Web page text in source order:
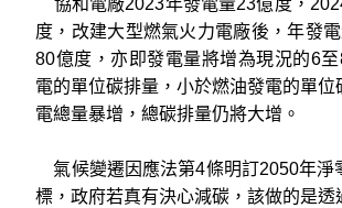
度，改建大型燃氣火力電廠後，年發
80億度，亦即發電量將增為現況的6
電的單位碳排量，小於燃油發電的單位
電總量暴增，總碳排量仍將大增。
氣候變遷因應法第4條明訂2050年淨
標，政府若真有決心減碳，該做的是透